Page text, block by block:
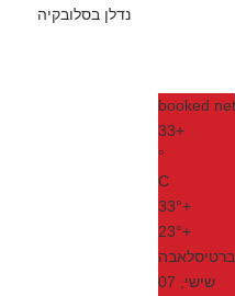
+
33
°
C
+
33°
+
23°
ברטיסלאבה
שישי, 07